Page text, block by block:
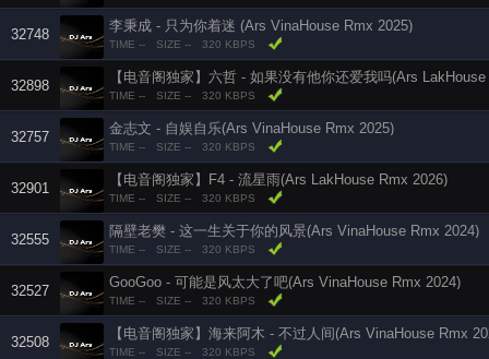
32748
李秉成 - 只为你着迷 (Ars VinaHouse Rmx 2025)
TIME -- SIZE -- 320 KBPS
32898
【电音阁独家】六哲 - 如果没有他你还爱我吗(Ars
TIME -- SIZE -- 320 KBPS
32757
金志文 - 自娱自乐(Ars VinaHouse Rmx 2025)
TIME -- SIZE -- 320 KBPS
32901
【电音阁独家】F4 - 流星雨(Ars LakHouse Rmx 2026)
TIME -- SIZE -- 320 KBPS
32555
隔壁老樊 - 这一生关于你的风景(Ars VinaHouse Rmx 2024)
TIME -- SIZE -- 320 KBPS
32527
GooGoo - 可能是风太大了吧(Ars VinaHouse Rmx 2024)
TIME -- SIZE -- 320 KBPS
32508
【电音阁独家】海来阿木 - 不过人间(Ars VinaHouse Rmx
TIME -- SIZE -- 320 KBPS